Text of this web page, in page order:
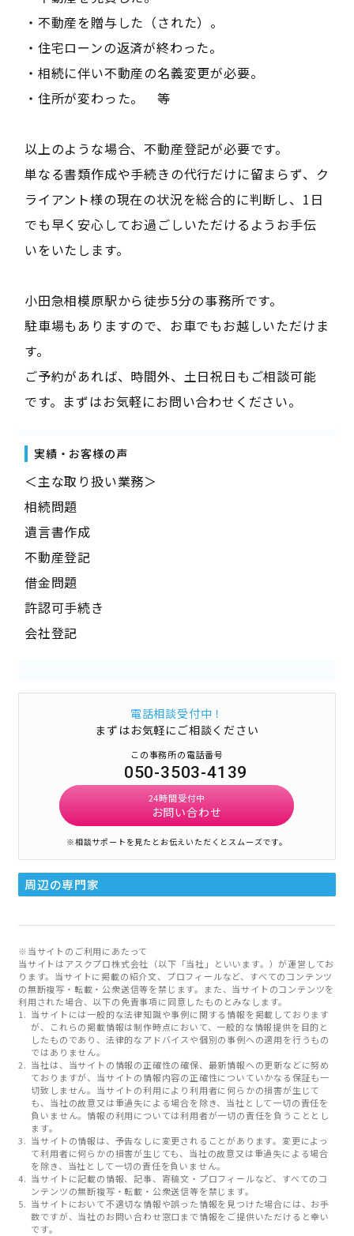
・不動産を贈与した（された）。
・住宅ローンの返済が終わった。
・相続に伴い不動産の名義変更が必要。
・住所が変わった。 等
以上のような場合、不動産登記が必要です。
単なる書類作成や手続きの代行だけに留まらず、ク
ライアント様の現在の状況を総合的に判断し、1日
でも早く安心してお過ごしいただけるようお手伝
いをいたします。
小田急相模原駅から徒歩5分の事務所です。
駐車場もありますので、お車でもお越しいただけま
す。
ご予約があれば、時間外、土日祝日もご相談可能
です。まずはお気軽にお問い合わせください。
実績・お客様の声
＜主な取り扱い業務＞
相続問題
遺言書作成
不動産登記
借金問題
許認可手続き
会社登記
電話相談受付中！
まずはお気軽にご相談ください
この事務所の電話番号
050-3503-4139
24時間受付中
お問い合わせ
※相談サポートを見たとお伝えいただくとスムーズです。
周辺の専門家
※当サイトのご利用にあたって
当サイトはアスクプロ株式会社（以下「当社」といいます。）が運営してお
ります。当サイトに掲載の紹介文、プロフィールなど、すべてのコンテンツ
の無断複写・転載・公衆送信等を禁じます。また、当サイトのコンテンツを
利用された場合、以下の免責事項に同意したものとみなします。
当サイトには一般的な法律知識や事例に関する情報を掲載しております
が、これらの掲載情報は制作時点において、一般的な情報提供を目的と
したものであり、法律的なアドバイスや個別の事例への適用を行うもの
ではありません。
当社は、当サイトの情報の正確性の確保、最新情報への更新などに努め
ておりますが、当サイトの情報内容の正確性についていかなる保証も一
切致しません。当サイトの利用により利用者に何らかの損害が生じて
も、当社の故意又は重過失による場合を除き、当社として一切の責任を
負いません。情報の利用については利用者が一切の責任を負うこととし
ます。
当サイトの情報は、予告なしに変更されることがあります。変更によっ
て利用者に何らかの損害が生じても、当社の故意又は重過失による場合
を除き、当社として一切の責任を負いません。
当サイトに記載の情報、記事、寄稿文・プロフィールなど、すべてのコ
ンテンツの無断複写・転載・公衆送信等を禁じます。
当サイトにおいて不適切な情報や誤った情報を見つけた場合には、お手
数ですが、当社のお問い合わせ窓口まで情報をご提供いただけると幸い
です。